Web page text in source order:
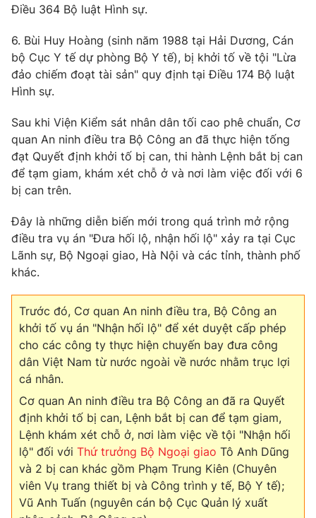
Thị trường 24h Tấm lòng Việt
Vươn mình bằng AI
VTV9 VTV8
Liên hệ tòa soạn
THỜI BÁO VTV
Theo dõi báo trên
Cơ quan chủ quản:
Cơ quan báo chí:Thời báo VTV
Giấy phép hoạt động báo in và báo điện tử số 483/GP-BTTTT
cấp ngày 29/12/2023
Tổng Biên tập:Vũ Thanh Thủy
Phó Tổng Biên tập:Nguyễn Thị Mỹ Hạnh, Phạm Quốc Thắng,
Nguyễn Trọng Ninh
Tổng đài VTV:024.38 355 931 - 024.38 355 932
Điều 364 Bộ luật Hình sự.
6. Bùi Huy Hoàng (sinh năm 1988 tại Hải Dương, Cán
bộ Cục Y tế dự phòng Bộ Y tế), bị khởi tố về tội "Lừa
đảo chiếm đoạt tài sản" quy định tại Điều 174 Bộ luật
Hình sự.
Sau khi Viện Kiểm sát nhân dân tối cao phê chuẩn, Cơ
quan An ninh điều tra Bộ Công an đã thực hiện tống
đạt Quyết định khởi tố bị can, thi hành Lệnh bắt bị can
để tạm giam, khám xét chỗ ở và nơi làm việc đối với 6
bị can trên.
Đây là những diễn biến mới trong quá trình mở rộng
điều tra vụ án "Đưa hối lộ, nhận hối lộ" xảy ra tại Cục
Lãnh sự, Bộ Ngoại giao, Hà Nội và các tỉnh, thành phố
khác.
Trước đó, Cơ quan An ninh điều tra, Bộ Công an
khởi tố vụ án "Nhận hối lộ" để xét duyệt cấp phép
cho các công ty thực hiện chuyến bay đưa công
dân Việt Nam từ nước ngoài về nước nhằm trục lợi
cá nhân.
Cơ quan An ninh điều tra Bộ Công an đã ra Quyết
định khởi tố bị can, Lệnh bắt bị can để tạm giam,
Lệnh khám xét chỗ ở, nơi làm việc về tội "Nhận hối
lộ" đối với Thứ trưởng Bộ Ngoại giao Tô Anh Dũng
và 2 bị can khác gồm Phạm Trung Kiên (Chuyên
viên Vụ trang thiết bị và Công trình y tế, Bộ Y tế);
Vũ Anh Tuấn (nguyên cán bộ Cục Quản lý xuất